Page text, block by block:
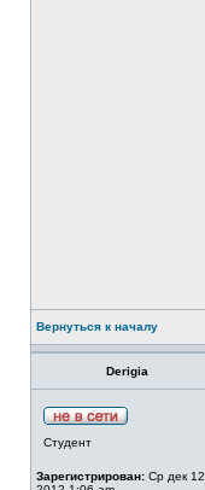
Вернуться к началу
Derigia
Студент
Зарегистрирован: Ср дек 12,